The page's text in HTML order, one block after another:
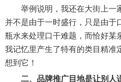
举例说明，我还在大街上一
并不是由于一时盛行，只是由于
瓶水来处理口干难题，而恰好某
我记忆里产生了特有的类目精准
想到它！
二、品牌推广目地是让别人